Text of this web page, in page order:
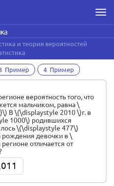
и теория вероятностей
Пример 4 Пример
вероятность того, что
мальчиком, равна \
В \(\displaystyle 2010 \)г. в
1000\) родившихся
\(\displaystyle 477\)
рождения девочки в \
отличается от